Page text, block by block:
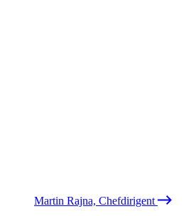
Martin Rajna, Chefdirigent